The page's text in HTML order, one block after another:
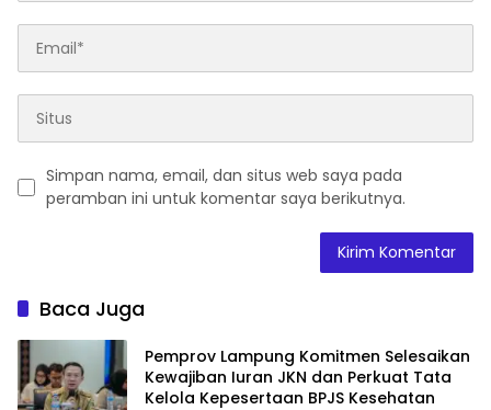
Simpan nama, email, dan situs web saya pada
peramban ini untuk komentar saya berikutnya.
Baca Juga
Pemprov Lampung Komitmen Selesaikan
Kewajiban Iuran JKN dan Perkuat Tata
Kelola Kepesertaan BPJS Kesehatan